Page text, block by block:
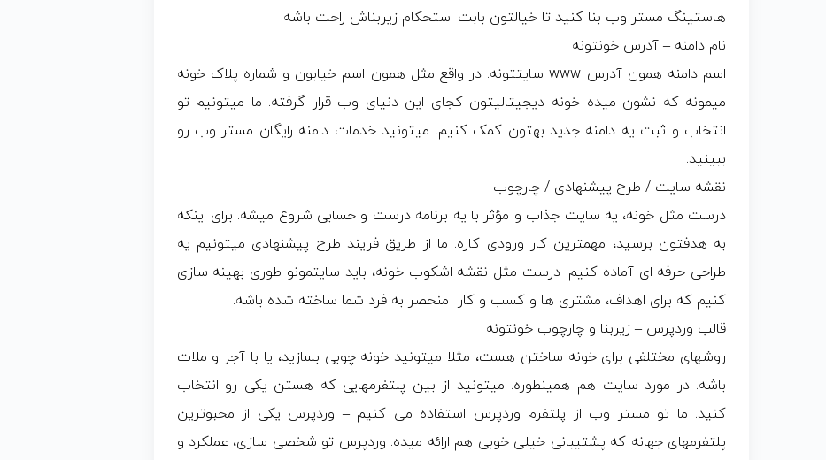
هاستینگ مستر وب بنا کنید تا خیالتون بابت استحکام زیربناش راحت باشه.
نام دامنه – آدرس خونتونه
اسم دامنه همون آدرس www سایتتونه. در واقع مثل همون اسم خیابون و شماره پلاک خونه
میمونه که نشون میده خونه دیجیتالیتون کجای این دنیای وب قرار گرفته. ما میتونیم تو
انتخاب و ثبت یه دامنه جدید بهتون کمک کنیم. میتونید خدمات دامنه رایگان مستر وب رو
ببینید.
نقشه سایت / طرح پیشنهادی / چارچوب
درست مثل خونه، یه سایت جذاب و مؤثر با یه برنامه درست و حسابی شروع میشه. برای اینکه
به هدفتون برسید، مهمترین کار ورودی کاره. ما از طریق فرایند طرح پیشنهادی میتونیم یه
طراحی حرفه ای آماده کنیم. درست مثل نقشه اشکوب خونه، باید سایتمونو طوری بهینه سازی
کنیم که برای اهداف، مشتری ها و کسب و کار منحصر به فرد شما ساخته شده باشه.
قالب وردپرس – زیربنا و چارچوب خونتونه
روشهای مختلفی برای خونه ساختن هست، مثلا میتونید خونه چوبی بسازید، یا با آجر و ملات
باشه. در مورد سایت هم همینطوره. میتونید از بین پلتفرمهایی که هستن یکی رو انتخاب
کنید. ما تو مستر وب از پلتفرم وردپرس استفاده می کنیم – وردپرس یکی از محبوترین
پلتفرمهای جهانه که پشتیبانی خیلی خوبی هم ارائه میده. وردپرس تو شخصی سازی، عملکرد و